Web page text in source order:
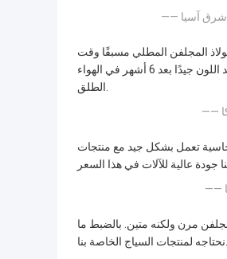
شرق آسيا
المجلفن المطلي مسبقًا وقت
الطلاء. لقد صمد اللون جيدًا بعد 6 أشهر في الهواء
الطلق.
تعمل بشكل جيد مع منتجات
جودة عالية للآلات في هذا السعر
مرن ولكنه متين. بالضبط ما
نحتاجه لمنتجات السياج الخاصة بنا.